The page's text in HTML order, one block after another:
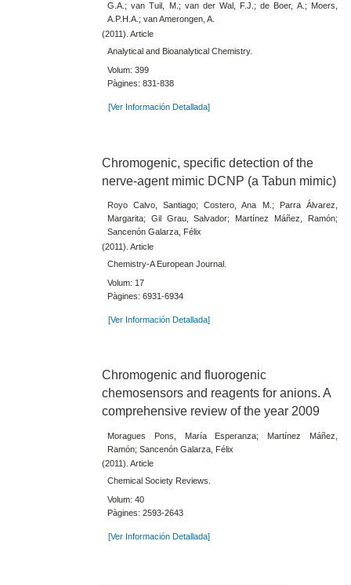
G.A.; van Tuil, M.; van der Wal, F.J.; de Boer, A.; Moers,
A.P.H.A.; van Amerongen, A.
(2011). Article
Analytical and Bioanalytical Chemistry.
Volum: 399
Pàgines: 831-838
[Ver Información Detallada]
Chromogenic, specific detection of the
nerve-agent mimic DCNP (a Tabun mimic)
Royo Calvo, Santiago; Costero, Ana M.; Parra Álvarez,
Margarita; Gil Grau, Salvador; Martínez Máñez, Ramón;
Sancenón Galarza, Félix
(2011). Article
Chemistry-A European Journal.
Volum: 17
Pàgines: 6931-6934
[Ver Información Detallada]
Chromogenic and fluorogenic
chemosensors and reagents for anions. A
comprehensive review of the year 2009
Moragues Pons, María Esperanza; Martínez Máñez,
Ramón; Sancenón Galarza, Félix
(2011). Article
Chemical Society Reviews.
Volum: 40
Pàgines: 2593-2643
[Ver Información Detallada]